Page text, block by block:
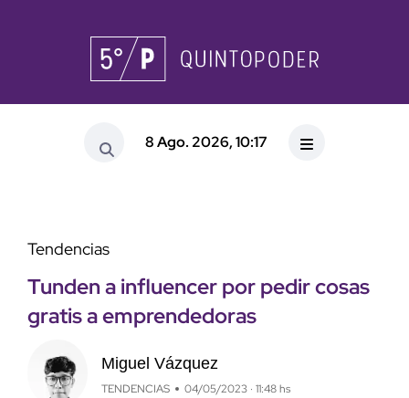
8 Ago. 2026, 10:17
Tendencias
Tunden a influencer por pedir cosas
gratis a emprendedoras
Miguel Vázquez
TENDENCIAS 04/05/2023 · 11:48 hs